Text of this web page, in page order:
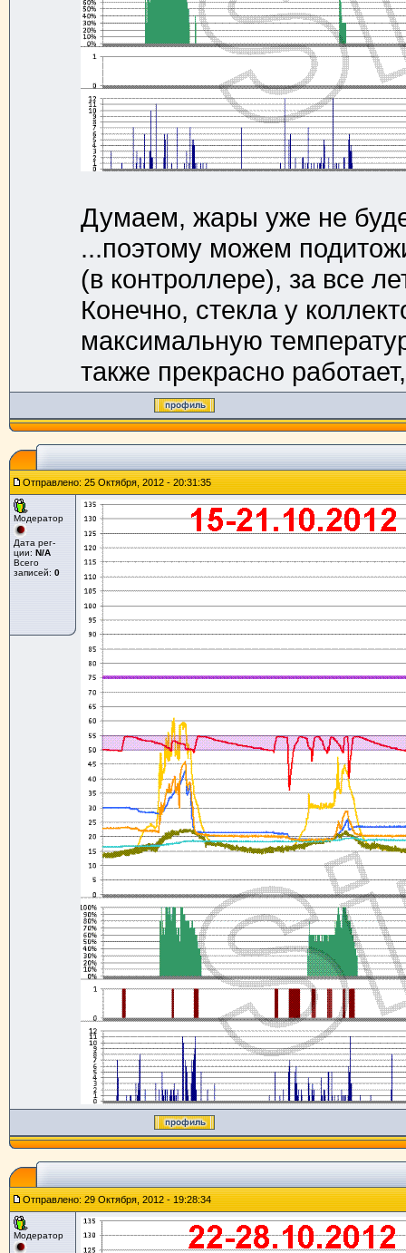
Думаем, жары уже не
...поэтому можем
(в контроллере), за все
Конечно, стекла у
максимальную
также прекрасно
Отправлено: 25 Октября, 2012 - 20:31:35
Модератор
Дата рег-
ции: N/A
Всего
записей: 0
Отправлено: 29 Октября, 2012 - 19:28:34
Модератор